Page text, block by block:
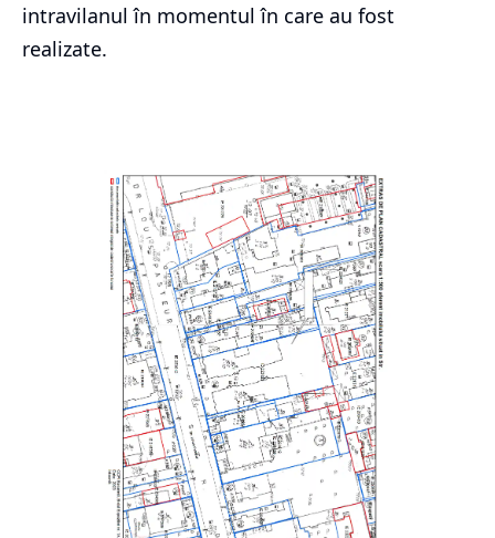
intravilanul în momentul în care au fost
realizate.